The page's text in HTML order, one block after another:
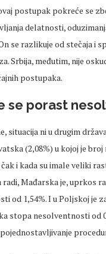
postupak pokreće se
delatnosti,
se razlikuje od stečaja i
Srbija, međutim, nije
postupaka.
se porast
situacija ni u drugim
(2,08%) u kojoj je
čak i kada su imale veliki
radi, Mađarska je, uprkos
od 1,54%. I u Poljskoj je
stopa nesolventnosti od